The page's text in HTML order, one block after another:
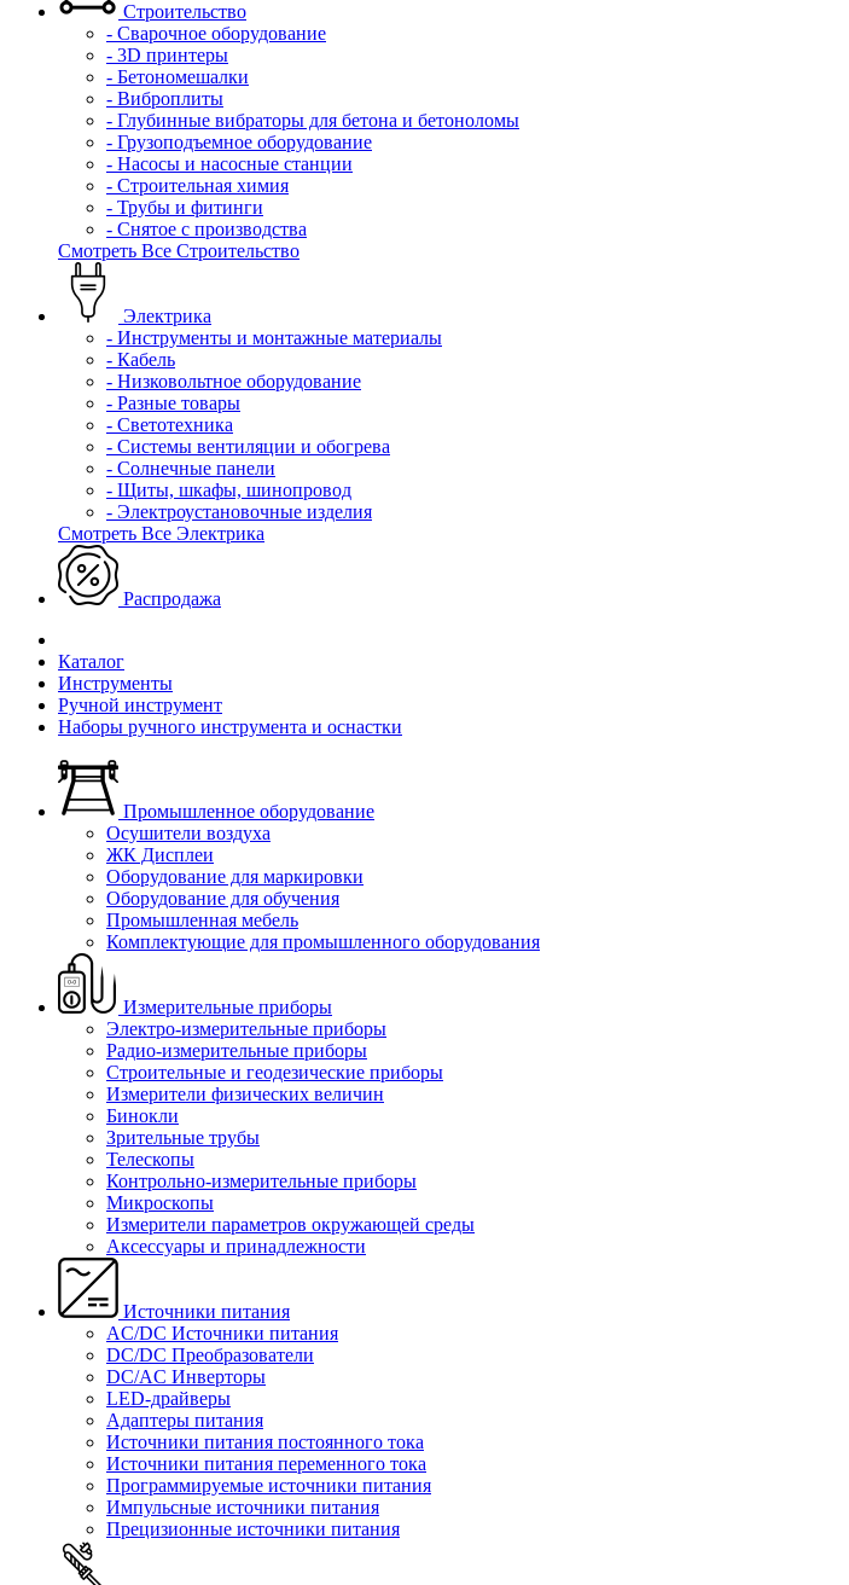
Строительство
- Сварочное оборудование
- 3D принтеры
- Бетономешалки
- Виброплиты
- Глубинные вибраторы для бетона и бетоноломы
- Грузоподъемное оборудование
- Насосы и насосные станции
- Строительная химия
- Трубы и фитинги
- Снятое с производства
Смотреть Все Строительство
Электрика
- Инструменты и монтажные материалы
- Кабель
- Низковольтное оборудование
- Разные товары
- Светотехника
- Системы вентиляции и обогрева
- Солнечные панели
- Щиты, шкафы, шинопровод
- Электроустановочные изделия
Смотреть Все Электрика
Распродажа
Каталог
Инструменты
Ручной инструмент
Наборы ручного инструмента и оснастки
Промышленное оборудование
Осушители воздуха
ЖК Дисплеи
Оборудование для маркировки
Оборудование для обучения
Промышленная мебель
Комплектующие для промышленного оборудования
Измерительные приборы
Электро-измерительные приборы
Радио-измерительные приборы
Строительные и геодезические приборы
Измерители физических величин
Бинокли
Зрительные трубы
Телескопы
Контрольно-измерительные приборы
Микроскопы
Измерители параметров окружающей среды
Аксессуары и принадлежности
Источники питания
AC/DC Источники питания
DC/DC Преобразователи
DC/AC Инверторы
LED-драйверы
Адаптеры питания
Источники питания постоянного тока
Источники питания переменного тока
Программируемые источники питания
Импульсные источники питания
Прецизионные источники питания